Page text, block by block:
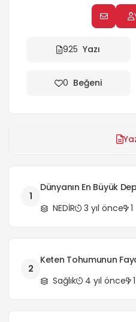
925 Yazı
0 Beğeni
1
Dünyanın En Büyük
NEDİR
3 yıl önce 1
2
Keten Tohumunun
Sağlık
4 yıl önce 1